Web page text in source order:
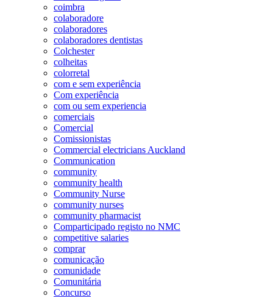
coimbra
colaboradore
colaboradores
colaboradores dentistas
Colchester
colheitas
colorretal
com e sem experiência
Com experiência
com ou sem experiencia
comerciais
Comercial
Comissionistas
Commercial electricians Auckland
Communication
community
community health
Community Nurse
community nurses
community pharmacist
Comparticipado registo no NMC
competitive salaries
comprar
comunicação
comunidade
Comunitária
Concurso